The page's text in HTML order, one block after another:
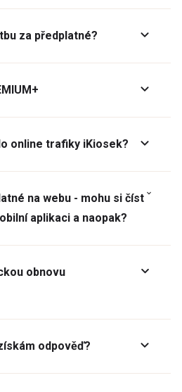
za předplatné?
online trafiky iKiosek?
na webu - mohu si číst
aplikaci a naopak?
obnovu
odpověď?